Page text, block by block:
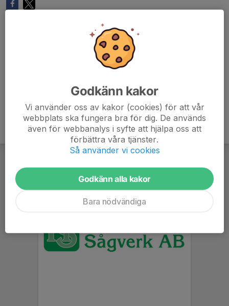
Godkänn kakor
Vi använder oss av kakor (cookies) för att vår
webbplats ska fungera bra för dig. De används
även för webbanalys i syfte att hjälpa oss att
förbättra våra tjänster.
Så använder vi cookies
Godkänn alla kakor
Bara nödvändiga